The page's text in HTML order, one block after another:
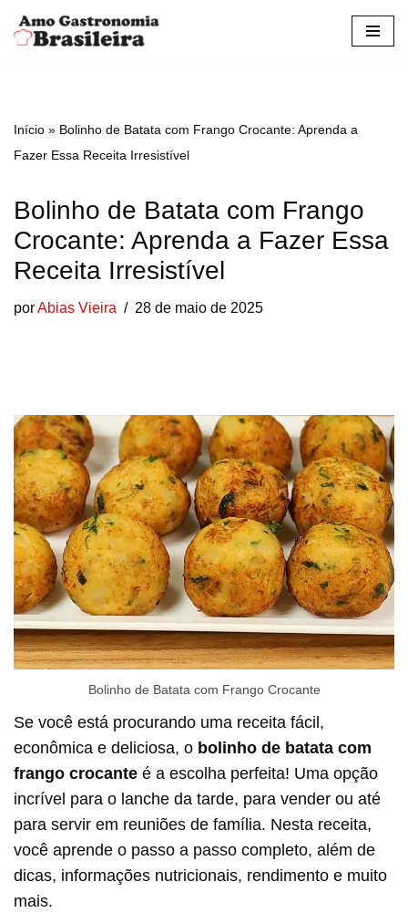
Pular
conteúdo
Início » Bolinho de Batata com Frango Crocante: Aprenda a
Fazer Essa Receita Irresistível
Bolinho de Batata com Frango
Crocante: Aprenda a Fazer Essa
Receita Irresistível
porAbias Vieira 28 de maio de 2025
Bolinho de Batata com Frango Crocante
Se você está procurando uma receita fácil,
econômica e deliciosa, o bolinho de batata com
frango crocante é a escolha perfeita! Uma opção
incrível para o lanche da tarde, para vender ou até
para servir em reuniões de família. Nesta receita,
você aprende o passo a passo completo, além de
dicas, informações nutricionais, rendimento e muito
mais.